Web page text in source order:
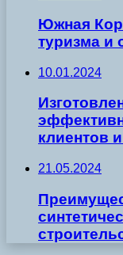
Южная
туризма и
10.01.2024
клиентов
21.05.2024